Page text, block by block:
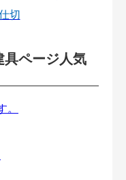
切
具ページ人気